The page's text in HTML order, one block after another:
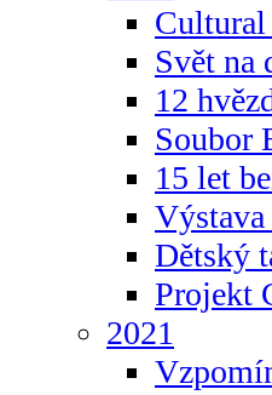
Svět na
12
Soubor
15 let
Dětský
Projekt
2021